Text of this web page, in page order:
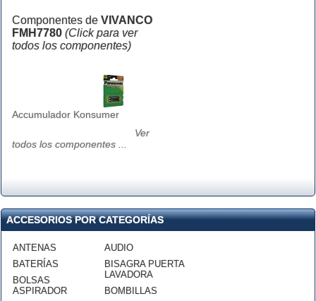
Componentes de VIVANCO
FMH7780 (Click para ver
todos los componentes)
Accumulador Konsumer
Ver
todos los componentes ...
ACCESORIOS POR CATEGORÍAS
ANTENAS
BATERÍAS
BOLSAS
ASPIRADOR
AUDIO
BISAGRA PUERTA
LAVADORA
BOMBILLAS